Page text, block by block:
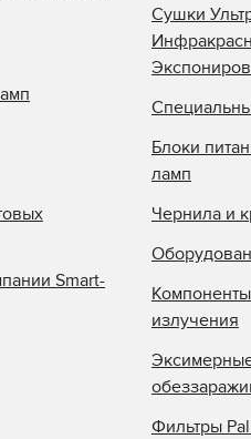
Smart-
Сушки
Блоки
ламп
Чернила и
излучения
Фильтры